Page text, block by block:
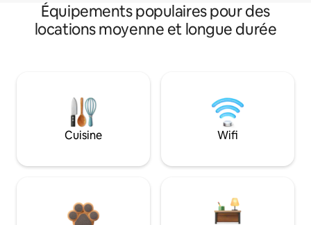
Équipements populaires pour des
locations moyenne et longue durée
Cuisine Wifi